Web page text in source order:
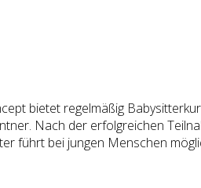
bietet regelmäßig
Nach der erfolgreichen
führt bei jungen Menschen